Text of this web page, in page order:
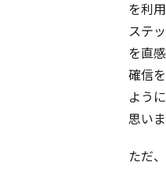
を利
ステ
を直
確信
よう
思いま
ただ